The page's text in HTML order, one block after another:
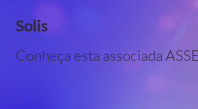
Solis
Conheça esta associada